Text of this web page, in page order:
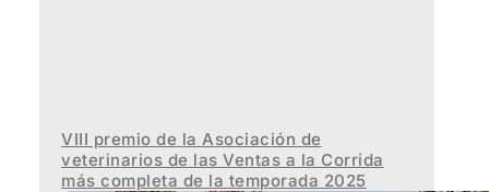
VIII premio de la Asociación de
veterinarios de las Ventas a la Corrida
más completa de la temporada 2025